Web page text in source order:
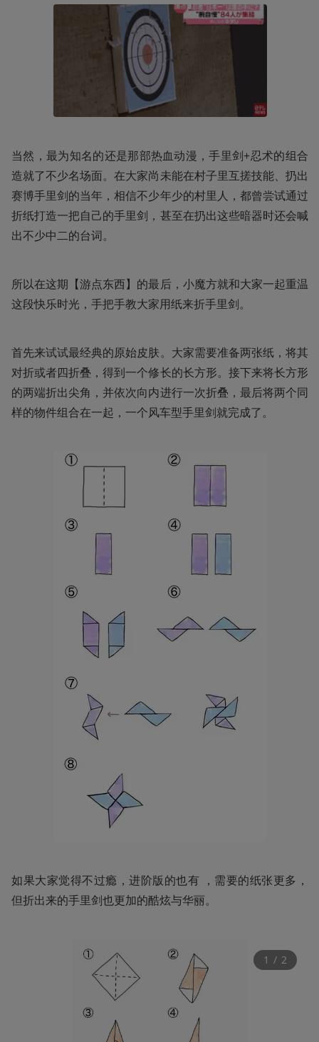
当然，最为知名的还是那部热血动漫，手里剑+忍术的组合
造就了不少名场面。在大家尚未能在村子里互搓技能、扔出
赛博手里剑的当年，相信不少年少的村里人，都曾尝试通过
折纸打造一把自己的手里剑，甚至在扔出这些暗器时还会喊
出不少中二的台词。
所以在这期【游点东西】的最后，小魔方就和大家一起重温
这段快乐时光，手把手教大家用纸来折手里剑。
首先来试试最经典的原始皮肤。大家需要准备两张纸，将其
对折或者四折叠，得到一个修长的长方形。接下来将长方形
的两端折出尖角，并依次向内进行一次折叠，最后将两个同
样的物件组合在一起，一个风车型手里剑就完成了。
如果大家觉得不过瘾，进阶版的也有 ，需要的纸张更多，
但折出来的手里剑也更加的酷炫与华丽。
1 / 2